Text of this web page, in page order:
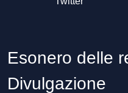
Esonero delle
Divulgazione